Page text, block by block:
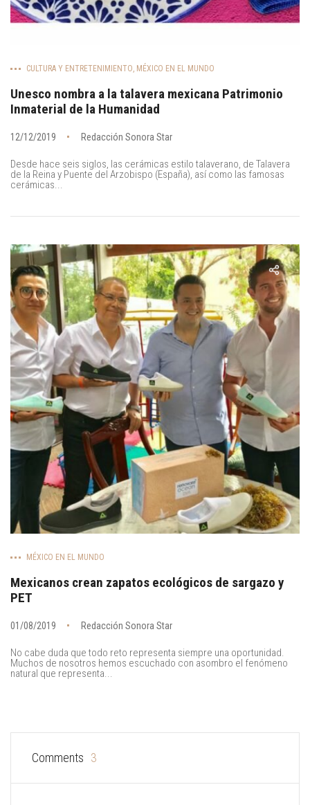
CULTURA Y ENTRETENIMIENTO, MÉXICO EN EL MUNDO
Unesco nombra a la talavera mexicana Patrimonio
Inmaterial de la Humanidad
12/12/2019 Redacción Sonora Star
Desde hace seis siglos, las cerámicas estilo talaverano, de Talavera
de la Reina y Puente del Arzobispo (España), así como las famosas
cerámicas...
MÉXICO EN EL MUNDO
Mexicanos crean zapatos ecológicos de sargazo y
PET
01/08/2019 Redacción Sonora Star
No cabe duda que todo reto representa siempre una oportunidad.
Muchos de nosotros hemos escuchado con asombro el fenómeno
natural que representa...
Comments 3